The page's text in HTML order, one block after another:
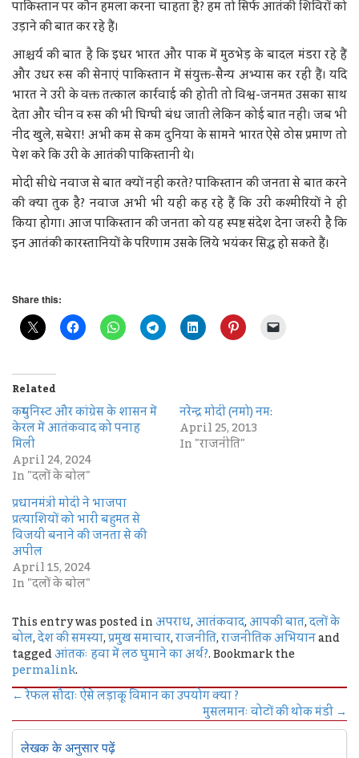
पाकिस्तान पर कौन हमला करना चाहता है? हम तो सिर्फ आतंकी शिविरों को
उड़ाने की बात कर रहे हैं।
आश्चर्य की बात है कि इधर भारत और पाक में मुठभेड़ के बादल मंडरा रहे हैं
और उधर रुस की सेनाएं पाकिस्तान में संयुक्त-सैन्य अभ्यास कर रही हैं। यदि
भारत ने उरी के वक्त तत्काल कार्रवाई की होती तो विश्व-जनमत उसका साथ
देता और चीन व रुस की भी घिग्घी बंध जाती लेकिन कोई बात नहीं। जब भी
नींद खुले, सबेरा! अभी कम से कम दुनिया के सामने भारत ऐसे ठोस प्रमाण तो
पेश करे कि उरी के आतंकी पाकिस्तानी थे।
मोदी सीधे नवाज से बात क्यों नहीं करते? पाकिस्तान की जनता से बात करने
की क्या तुक है? नवाज अभी भी यही कह रहे हैं कि उरी कश्मीरियों ने ही
किया होगा। आज पाकिस्तान की जनता को यह स्पष्ट संदेश देना जरुरी है कि
इन आतंकी कारस्तानियों के परिणाम उसके लिये भयंकर सिद्ध हो सकते हैं।
Share this:
Related
कम्युनिस्ट और कांग्रेस के शासन में
केरल में आतंकवाद को पनाह
मिली
April 24, 2024
In "दलों के बोल"
नरेन्द्र मोदी (नमो) नम:
April 25, 2013
In "राजनीति"
प्रधानमंत्री मोदी ने भाजपा
प्रत्याशियों को भारी बहुमत से
विजयी बनाने की जनता से की
अपील
April 15, 2024
In "दलों के बोल"
This entry was posted inअपराध,आतंकवाद,आपकी बात,दलों के
बोल,देश की समस्या,प्रमुख समाचार,राजनीति,राजनीतिक अभियानand
taggedआंतकः हवा में लठ घुमाने का अर्थ?. Bookmark the
permalink.
←रेफल सौदाः ऐसे लड़ाकू विमान का उपयोग क्या ?
मुसलमानः वोटों की थोक मंडी→
लेखक के अनुसार पढ़ें